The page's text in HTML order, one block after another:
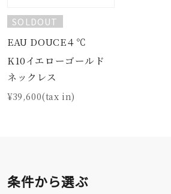
SOLDOUT
EAU DOUCE４℃
K10イエローゴールド
ネックレス
¥39,600(tax in)
条件から選ぶ